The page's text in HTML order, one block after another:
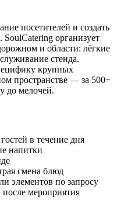
посетителей и создать
организует
и области: лёгкие
стенда.
крупных
пространстве — за 500+
до мелочей.
в течение дня
напитки
смена блюд
элементов по запросу
мероприятия